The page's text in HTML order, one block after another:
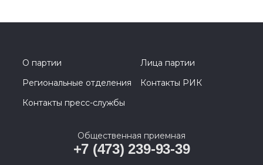
О партии
Лица партии
Региональные отделения
Контакты РИК
Контакты пресс-службы
Общественная приемная
+7 (473) 239-93-39